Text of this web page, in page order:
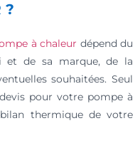
?
à chaleur dépend du
et de sa marque, de la
souhaitées. Seul
pour votre pompe à
thermique de votre